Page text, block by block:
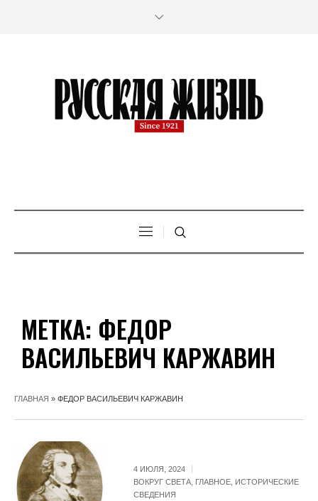
МЕТКА: ФЕДОР
ВАСИЛЬЕВИЧ КАРЖАВИН
ГЛАВНАЯ » ФЕДОР ВАСИЛЬЕВИЧ КАРЖАВИН
4 ИЮЛЯ, 2024
ВОКРУГ СВЕТА ГЛАВНОЕ ИСТОРИЧЕСКИЕ
СВЕДЕНИЯ